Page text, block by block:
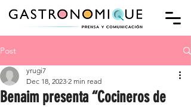
Post
Benaim presenta “Cocineros de
yrugi7
Dec 18, 2023 2 min read